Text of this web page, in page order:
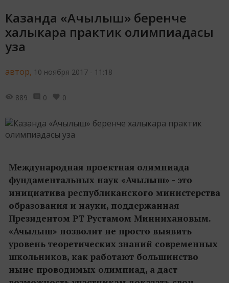
Казанда «Ачылыш» беренче
халыкара практик олимпиадасы
уза
автор, 10 ноября 2017 - 11:18
889 0 0
Международная проектная олимпиада
фундаментальных наук «Ачылыш» - это
инициатива республиканского министерства
образования и науки, поддержанная
Президентом РТ Рустамом Миннихановым.
«Ачылыш» позволит не просто выявить
уровень теоретических знаний современных
школьников, как работают большинство
ныне проводимых олимпиад, а даст